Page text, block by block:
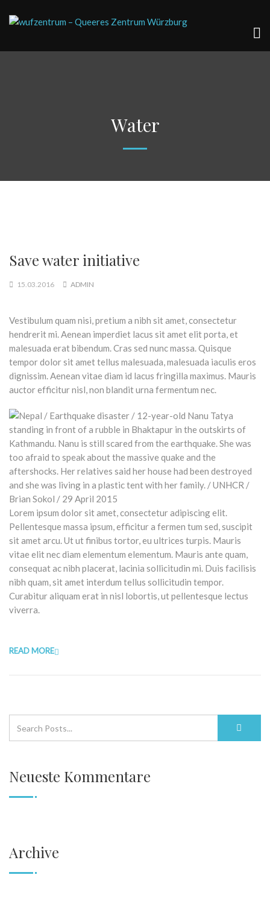
Water
Save water initiative
15.03.2016 ADMIN
Vestibulum quam nisi, pretium a nibh sit amet, consectetur
hendrerit mi. Aenean imperdiet lacus sit amet elit porta, et
malesuada erat bibendum. Cras sed nunc massa. Quisque
tempor dolor sit amet tellus malesuada, malesuada iaculis eros
dignissim. Aenean vitae diam id lacus fringilla maximus. Mauris
auctor efficitur nisl, non blandit urna fermentum nec.
Lorem ipsum dolor sit amet, consectetur adipiscing elit.
Pellentesque massa ipsum, efficitur a fermen tum sed, suscipit
sit amet arcu. Ut ut finibus tortor, eu ultrices turpis. Mauris
vitae elit nec diam elementum elementum. Mauris ante quam,
consequat ac nibh placerat, lacinia sollicitudin mi. Duis facilisis
nibh quam, sit amet interdum tellus sollicitudin tempor.
Curabitur aliquam erat in nisl lobortis, ut pellentesque lectus
viverra.
READ MORE
Neueste Kommentare
Archive